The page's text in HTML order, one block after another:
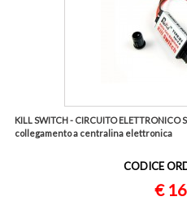
KILL SWITCH - CIRCUITO ELETTRONICO
collegamento a centralina elettronica
CODICE
€